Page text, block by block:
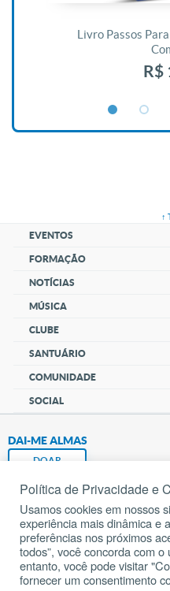
Livro Passos
R$
↑
EVENTOS
FORMAÇÃO
NOTÍCIAS
MÚSICA
CLUBE
SANTUÁRIO
COMUNIDADE
SOCIAL
DAI-ME ALMAS
DOAR
Fundação
Pedido de
Mapa do site
Política de Privacidade e
Usamos cookies em nossos
experiência mais dinâmica e
preferências nos próximos
todos”, você concorda com
entanto, você pode visitar
fornecer um consentimento